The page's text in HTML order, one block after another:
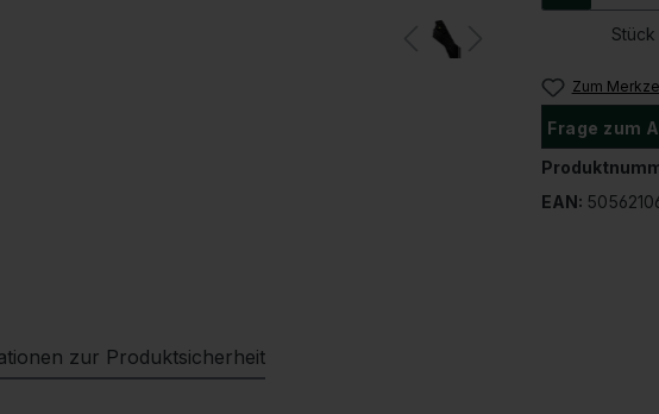
Stück
Zum
Frage zum
EAN:
zur Produktsicherheit